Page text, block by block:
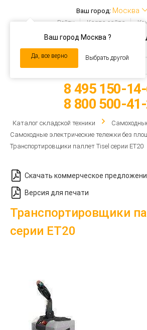
Ваш город: Москва
Ваш город Москва ?
Да, все верно Выбрать другой
Войти Карта сайта
navigation
8 495 150-
8 800 500-
Каталог складской техники
Самоходные электрические тележки без
Транспортировщики паллет Tisel серии ET20
Скачать коммерческое
Версия для печати
Транспортировщики
серии ET20